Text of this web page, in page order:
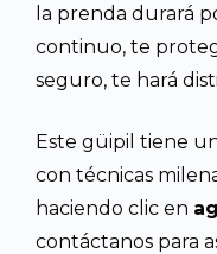
la prenda durará
continuo, te
seguro, te hará
Este güipil tiene
con técnicas
haciendo clic en
contáctanos para